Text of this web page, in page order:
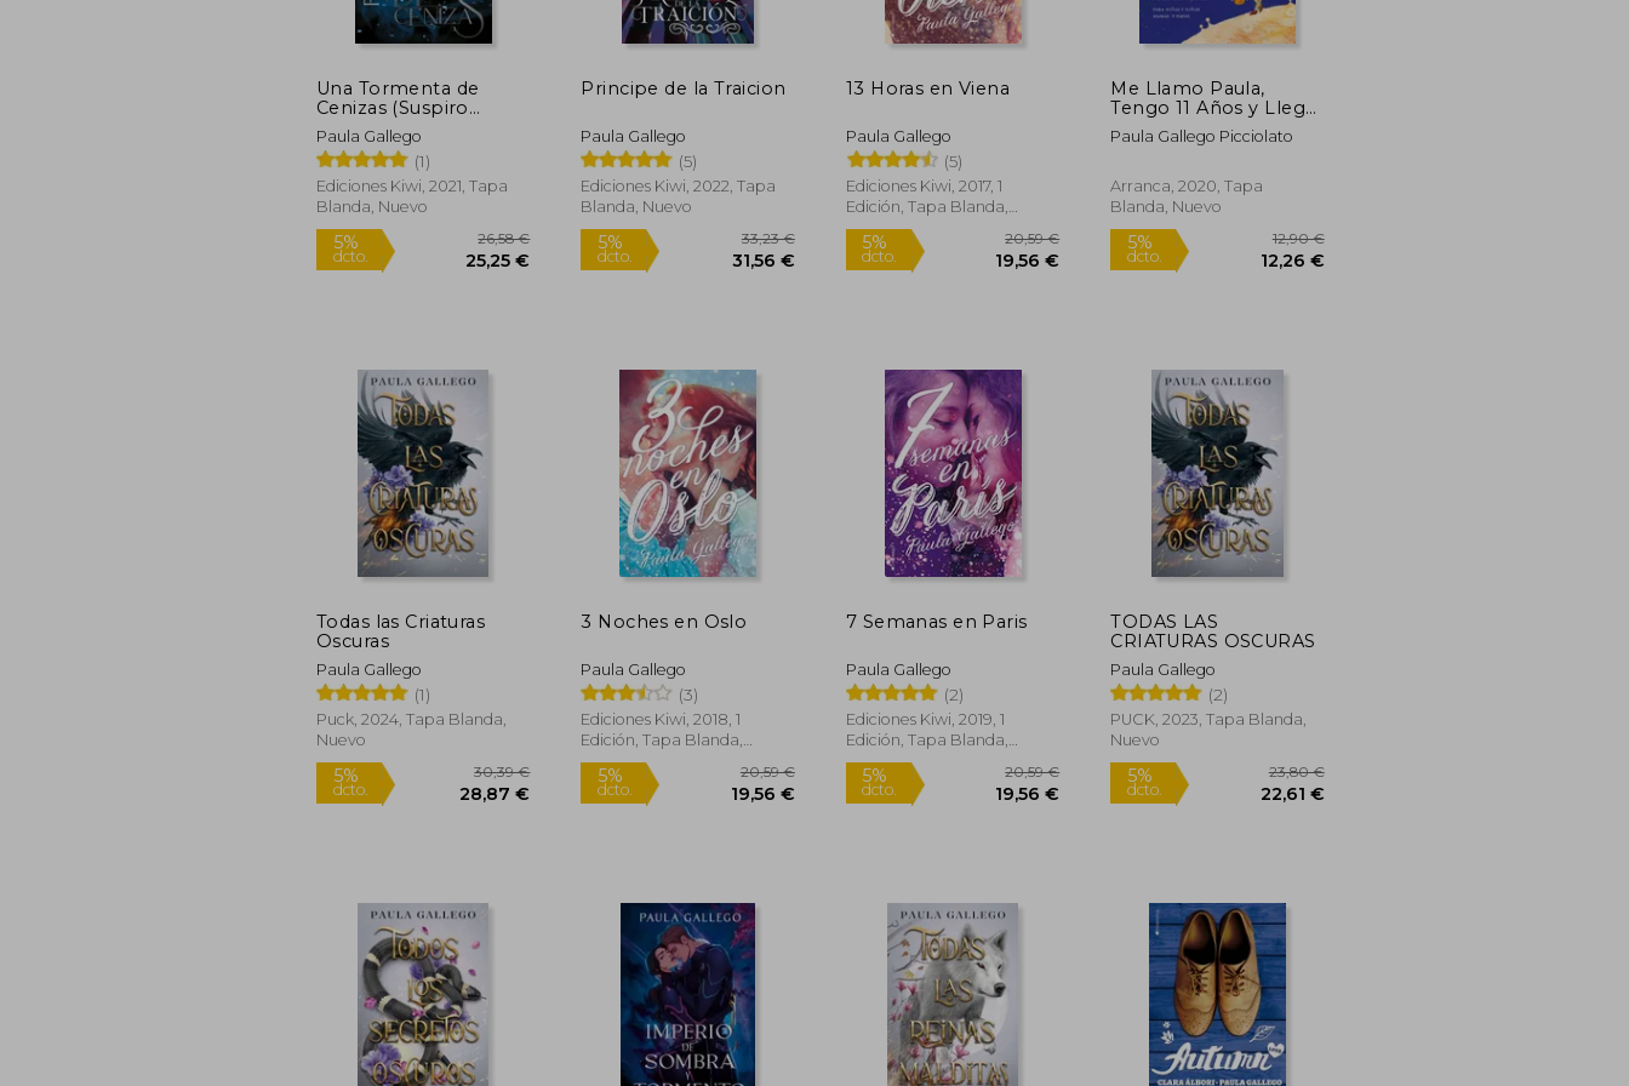
Una Tormenta de
Cenizas (Suspiro
Negro #2) (Juvenil)
Paula Gallego
(1)
Ediciones Kiwi, 2021, Tapa
Blanda, Nuevo
5%
dcto.
26,58 €
Principe de la Traicion
Paula Gallego
(5)
Ediciones Kiwi, 2022, Tapa
Blanda, Nuevo
5% 33,23 €
13 Horas en Viena
Paula Gallego
(5)
Ediciones Kiwi, 2017, 1
Edición, Tapa Blanda,
Nuevo
5% 20,59 €
19,56 €
Me Llamo Paula,
Tengo 11 Años y Llego
el Confinamiento
Paula Gallego Picciolato
Arranca, 2020, Tapa
Blanda, Nuevo
5%
dcto.
Todas las Criaturas
Oscuras
Paula Gallego
(1)
Puck, 2024, Tapa Blanda,
Nuevo
3 Noches en Oslo
Paula Gallego
(3)
Ediciones Kiwi, 2018, 1
Edición, Tapa Blanda,
Nuevo
7 Semanas en Paris
Paula Gallego
(2)
Ediciones Kiwi, 2019, 1
Edición, Tapa Blanda,
Nuevo
TODAS LAS
CRIATURAS OSCURAS
Paula Gallego
(2)
PUCK, 2023, Tapa Blanda,
Nuevo